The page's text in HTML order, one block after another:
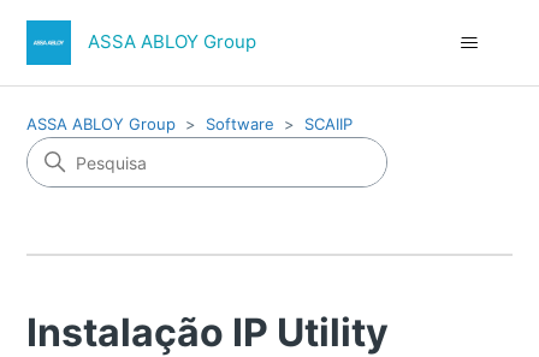
ASSA ABLOY Group
ASSA ABLOY Group Software SCAIIP
Instalação IP Utility